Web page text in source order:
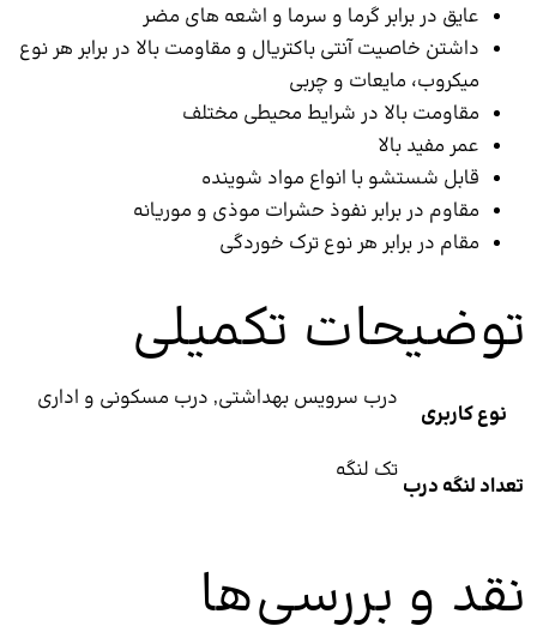
در برابر گرما و سرما و اشعه های مضر
خاصیت آنتی باکتریال و مقاومت بالا در برابر هر نوع
مایعات و چربی
بالا در شرایط محیطی مختلف
بالا
شستشو با انواع مواد شوینده
در برابر نفوذ حشرات موذی و موریانه
در برابر هر نوع ترک خوردگی
تکمیلی
درب سرویس بهداشتی, درب مسکونی و اداری
درب
تک لنگه
و بررسی‌ها